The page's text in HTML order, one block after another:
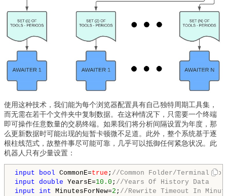
使用这种技术，我们能为每个浏览器配置具有自己独特周期工具集，
而无需在若干个文件夹中复制数据。在这种情况下，只需要一个终端
即可操作任意数量的交易终端。如果我们将分析间隔设置为年度，那
么更新数据时可能出现的短暂卡顿微不足道。此外，整个系统基于逐
根柱线范式，故整件事尽可能可靠，几乎可以抵御任何紧急状况。此
机器人只有少量设置：
input bool CommonE=true ; //Common Folder/Terminal
input double YearsE=10.0 ; //Years Of History Data
input
int MinutesForNew=2 ; //Rewrite Timeout In